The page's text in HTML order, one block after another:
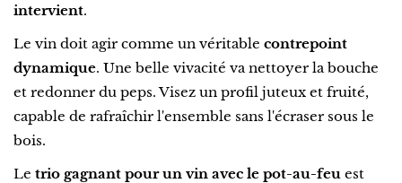
intervient.
Le vin doit agir comme un véritable contrepoint
dynamique. Une belle vivacité va nettoyer la bouche
et redonner du peps. Visez un profil juteux et fruité,
capable de rafraîchir l'ensemble sans l'écraser sous le
bois.
Le trio gagnant pour un vin avec le pot-au-feu est